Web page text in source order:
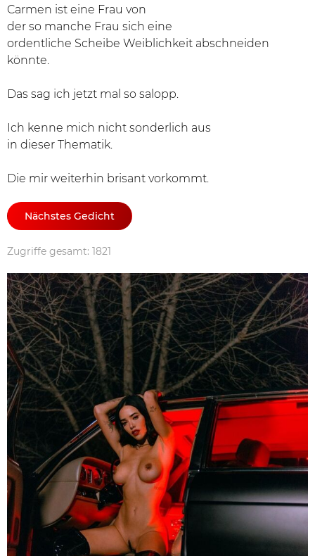
Carmen ist eine Frau von
der so manche Frau sich eine
ordentliche Scheibe Weiblichkeit abschneiden
könnte.
Das sag ich jetzt mal so salopp.
Ich kenne mich nicht sonderlich aus
in dieser Thematik.
Die mir weiterhin brisant vorkommt.
Nächstes Gedicht
Zugriffe gesamt: 1821